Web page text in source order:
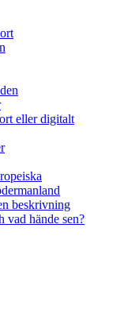
eller digitalt
beskrivning
vad hände sen?